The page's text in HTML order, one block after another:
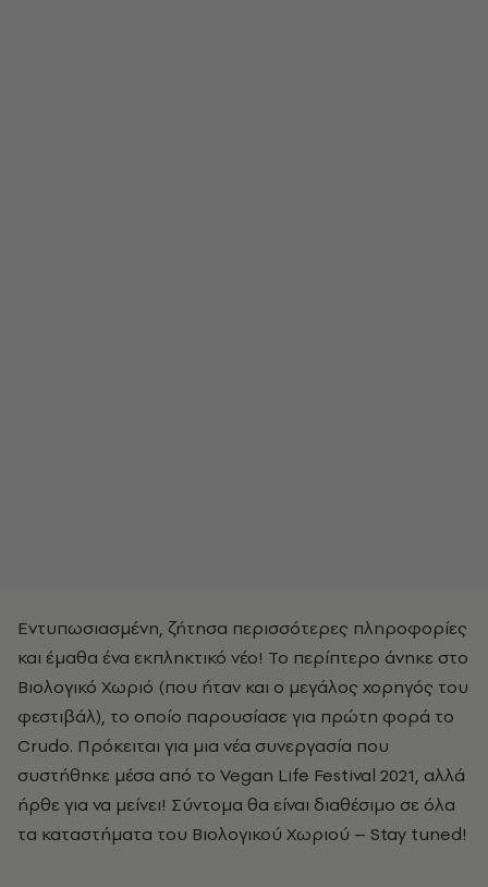
Εντυπωσιασμένη, ζήτησα περισσότερες πληροφορίες
και έμαθα ένα εκπληκτικό νέο! Το περίπτερο άνηκε στο
Βιολογικό Χωριό (που ήταν και ο μεγάλος χορηγός του
φεστιβάλ), το οποίο παρουσίασε για πρώτη φορά το
Crudo. Πρόκειται για μια νέα συνεργασία που
συστήθηκε μέσα από το Vegan Life Festival 2021, αλλά
ήρθε για να μείνει! Σύντομα θα είναι διαθέσιμο σε όλα
τα καταστήματα του Βιολογικού Χωριού – Stay tuned!